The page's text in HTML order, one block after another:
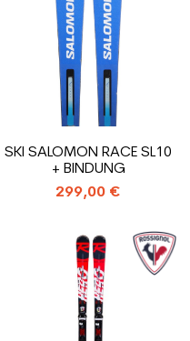
SKI SALOMON RACE SL10
+ BINDUNG
299,00 €